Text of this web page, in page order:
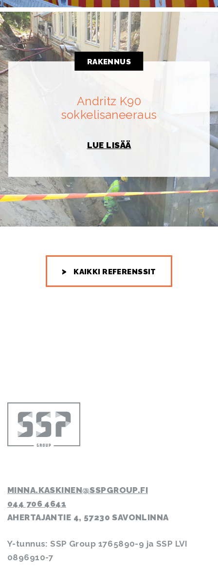
RAKENNUS
Andritz K90
sokkelisaneeraus
LUE LISÄÄ
KAIKKI REFERENSSIT
MINNA.KASKINEN
SSPGROUP.FI
044 706 4641
AHERTAJANTIE 4, 57230 SAVONLINNA
Y-tunnus: SSP Group 1765890-9 ja SSP LVI
0896910-7